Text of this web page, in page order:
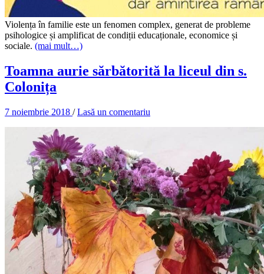
Violența în familie este un fenomen complex, generat de probleme
psihologice și amplificat de condiții educaționale, economice și
sociale. (mai mult…)
Toamna aurie sărbătorită la liceul din s.
Colonița
7 noiembrie 2018 /Lasă un comentariu